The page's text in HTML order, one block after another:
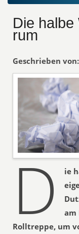
Die halbe
rum
Geschrieben von:
D
ie
am
Rolltreppe, um